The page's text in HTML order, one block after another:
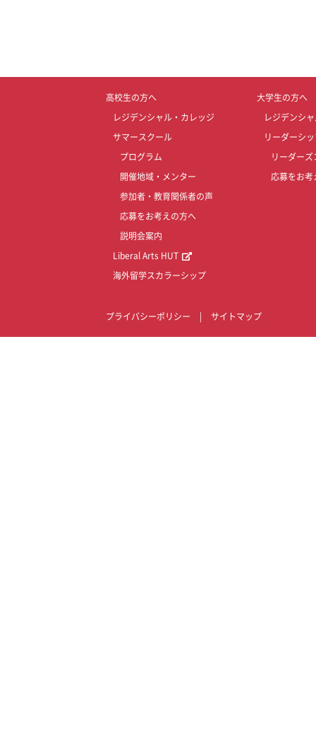
高校生の方へ
レジデンシャル・カレッジ
サマースクール
プログラム
開催地域・メンター
参加者・教育関係者の声
応募をお考えの方へ
説明会案内
Liberal Arts HUT
海外留学スカラーシップ
大学生の方へ
レジデンシ
リーダーシ
リーダーズ
応募をお考
プライバシーポリシー サイトマップ